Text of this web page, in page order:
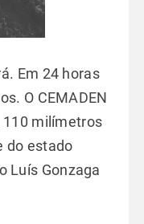
Em 24 horas
O CEMADEN
milímetros
do estado
Luís Gonzaga